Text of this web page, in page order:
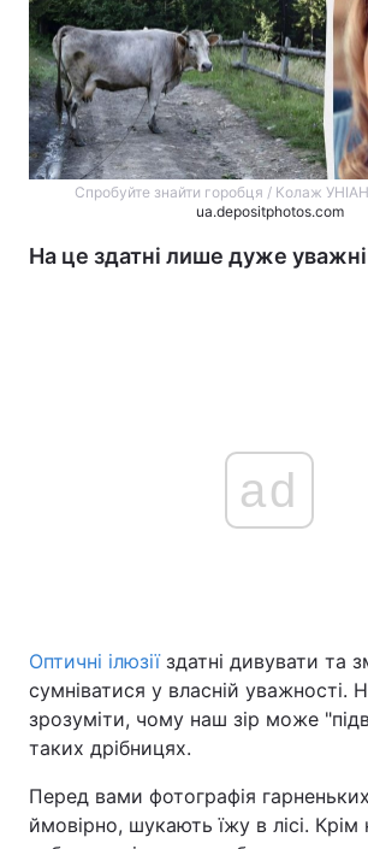
Спробуйте знайти горобця / Колаж
ua.depositphotos.com
На це здатні лише дуже
ad
Оптичні ілюзіїздатні дивувати та
сумніватися у власній уважності.
зрозуміти, чому наш зір може
таких дрібницях.
Перед вами фотографія гарненьких
ймовірно, шукають їжу в лісі. Крім